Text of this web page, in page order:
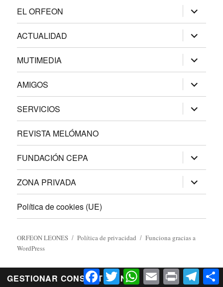
inferior
EL ORFEON expande
el
menú
inferior
ACTUALIDAD expande
el
menú
inferior
MUTIMEDIA expande
el
menú
inferior
AMIGOS expande
el
menú
inferior
SERVICIOS expande
el
menú
REVISTA MELÓMANO
FUNDACIÓN CEPA expande
el
menú
inferior
ZONA PRIVADA expande
el
menú
Política de cookies (UE)
ORFEON LEONES Política de privacidad
Funciona gracias a
WordPress
FacebookTwitter WhatsApp
Email Print
GESTIONAR CONSENTIMIENTO